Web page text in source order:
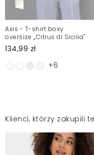
Axis - T-shirt boxy
oversize ,,Citrus di Sicilia"
134,99 zł
+6
Klienci, którzy zakupili